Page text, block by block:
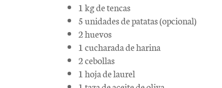
1 kg de tencas
5 unidades de patatas (opcional)
2 huevos
1 cucharada de harina
2 cebollas
1 hoja de laurel